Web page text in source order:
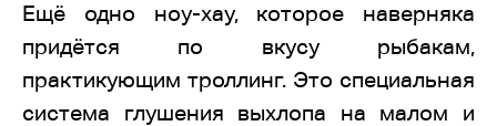
Ещё одно ноу-хау, которое наверняка
придётся по вкусу рыбакам,
практикующим троллинг. Это специальная
система глушения выхлопа на малом и